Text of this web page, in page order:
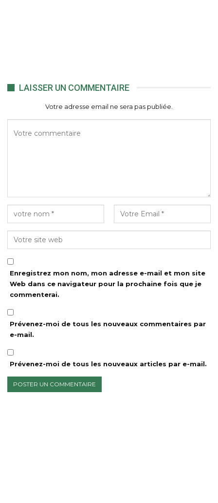
LAISSER UN COMMENTAIRE
Votre adresse email ne sera pas publiée.
Enregistrez mon nom, mon adresse e-mail et mon site
Web dans ce navigateur pour la prochaine fois que je
commenterai.
Prévenez-moi de tous les nouveaux commentaires par
e-mail.
Prévenez-moi de tous les nouveaux articles par e-mail.